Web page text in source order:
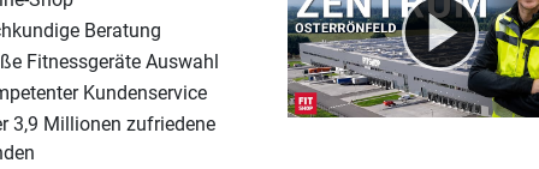
Beratung
Fitnessgeräte Auswahl
Kundenservice
3,9 Millionen zufriedene